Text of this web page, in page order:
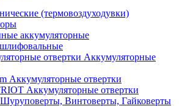
(термовоздуходувки)
аккумуляторные
Аккумуляторные
Аккумуляторные отвертки
Аккумуляторные отвертки